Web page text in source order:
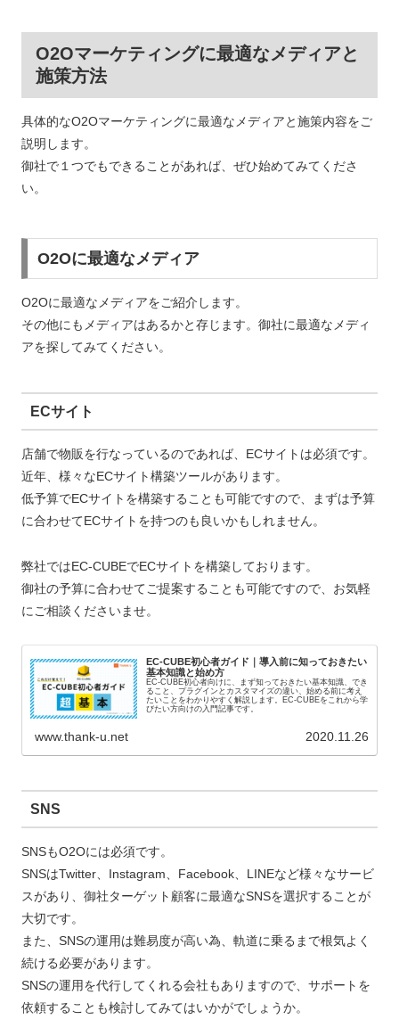
O2Oマーケティングに最適なメディアと
施策方法
具体的なO2Oマーケティングに最適なメディアと施策内容をご
説明します。
御社で１つでもできることがあれば、ぜひ始めてみてくださ
い。
O2Oに最適なメディア
O2Oに最適なメディアをご紹介します。
その他にもメディアはあるかと存じます。御社に最適なメディ
アを探してみてください。
ECサイト
店舗で物販を行なっているのであれば、ECサイトは必須です。
近年、様々なECサイト構築ツールがあります。
低予算でECサイトを構築することも可能ですので、まずは予算
に合わせてECサイトを持つのも良いかもしれません。
弊社ではEC-CUBEでECサイトを構築しております。
御社の予算に合わせてご提案することも可能ですので、お気軽
にご相談くださいませ。
EC-CUBE初心者ガイド｜導入前に知っておきたい
基本知識と始め方
EC-CUBE初心者向けに、まず知っておきたい基本知識、でき
ること、プラグインとカスタマイズの違い、始める前に考え
たいことをわかりやすく解説します。EC-CUBEをこれから学
びたい方向けの入門記事です。
www.thank-u.net 2020.11.26
SNS
SNSもO2Oには必須です。
SNSはTwitter、Instagram、Facebook、LINEなど様々なサービ
スがあり、御社ターゲット顧客に最適なSNSを選択することが
大切です。
また、SNSの運用は難易度が高い為、軌道に乗るまで根気よく
続ける必要があります。
SNSの運用を代行してくれる会社もありますので、サポートを
依頼することも検討してみてはいかがでしょうか。